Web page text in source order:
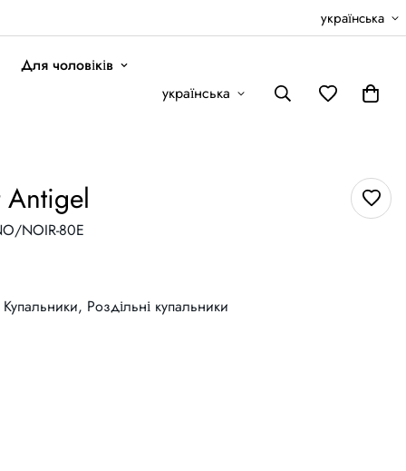
українська
Для чоловіків
українська
Antigel
NOIR-80E
Купальники, Роздільні купальники